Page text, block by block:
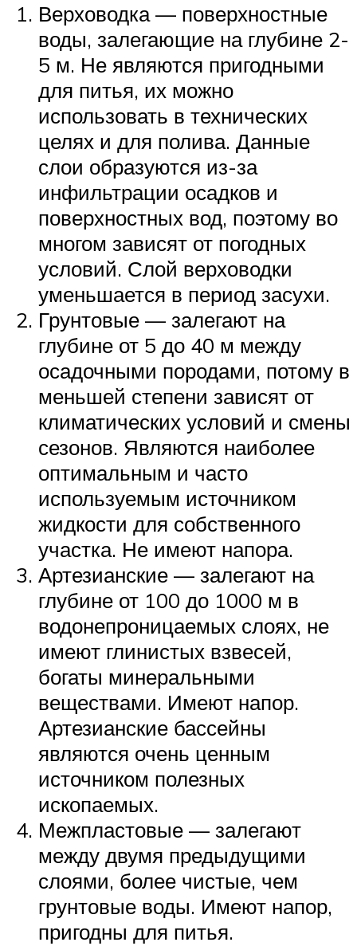
Верховодка — поверхностные
воды, залегающие на глубине 2-
5 м. Не являются пригодными
для питья, их можно
использовать в технических
целях и для полива. Данные
слои образуются из-за
инфильтрации осадков и
поверхностных вод, поэтому во
многом зависят от погодных
условий. Слой верховодки
уменьшается в период засухи.
Грунтовые — залегают на
глубине от 5 до 40 м между
осадочными породами, потому в
меньшей степени зависят от
климатических условий и смены
сезонов. Являются наиболее
оптимальным и часто
используемым источником
жидкости для собственного
участка. Не имеют напора.
Артезианские — залегают на
глубине от 100 до 1000 м в
водонепроницаемых слоях, не
имеют глинистых взвесей,
богаты минеральными
веществами. Имеют напор.
Артезианские бассейны
являются очень ценным
источником полезных
ископаемых.
Межпластовые — залегают
между двумя предыдущими
слоями, более чистые, чем
грунтовые воды. Имеют напор,
пригодны для питья.